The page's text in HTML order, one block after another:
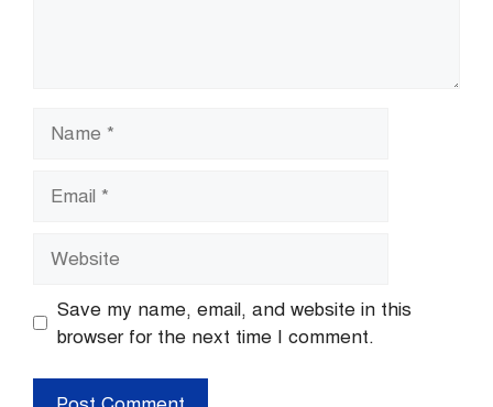
Save my name, email, and website in this
browser for the next time I comment.